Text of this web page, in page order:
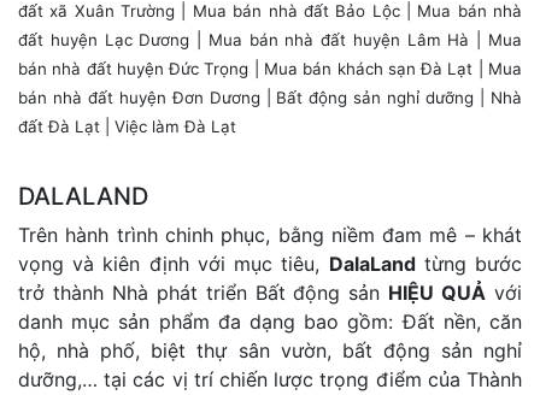
đất xã Xuân Trường
Mua bán nhà đất Bảo Lộc| Mua bán nhà
đất huyện Lạc Dương
Mua bán nhà đất huyện Lâm Hà
Mua
bán nhà đất huyện Đức Trọng
Mua bán khách sạn Đà Lạt | Mua
bán nhà đất huyện Đơn Dương | Bất động sản nghỉ dưỡng
Nhà
đất Đà Lạt
Việc làm Đà Lạt
DALALAND
Trên hành trình chinh phục, bằng niềm đam mê – khát
vọng và kiên định với mục tiêu, DalaLandtừng bước
trở thành Nhà phát triển Bất động sản HIỆU QUẢ với
danh mục sản phẩm đa dạng bao gồm: Đất nền, căn
hộ, nhà phố, biệt thự sân vườn, bất động sản nghỉ
dưỡng,… tại các vị trí chiến lược trọng điểm của Thành